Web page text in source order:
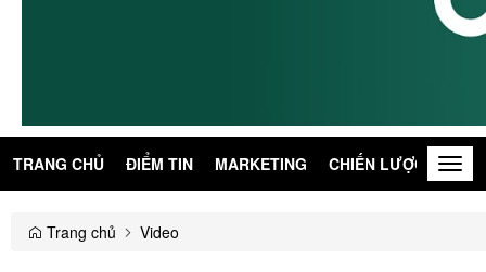
TRANG CHỦ ĐIỂM TIN MARKETING CHIẾN LƯỢC
Trang chủ Video